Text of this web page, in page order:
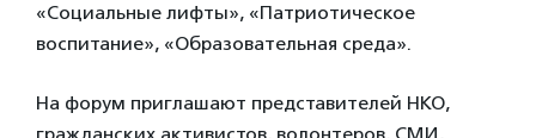
«Социальные лифты», «Патриотическое
воспитание», «Образовательная среда».
На форум приглашают представителей НКО,